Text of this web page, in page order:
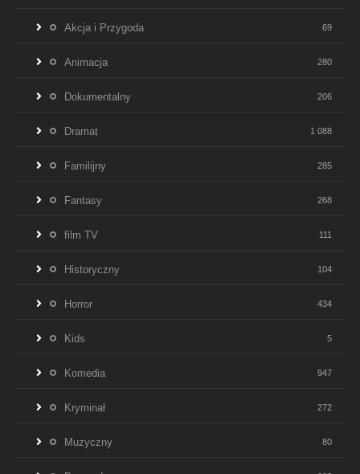
Akcja i Przygoda 69
Animacja 280
Dokumentalny 206
Dramat 1 088
Familijny 285
Fantasy 268
film TV 111
Historyczny 104
Horror 434
Kids 5
Komedia 947
Kryminał 272
Muzyczny 80